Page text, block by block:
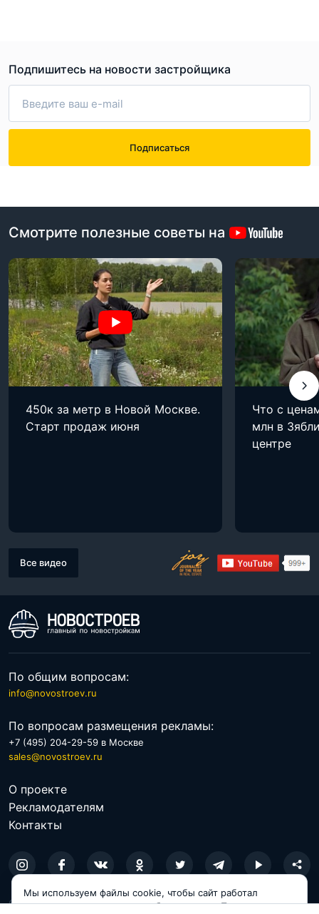
Подпишитесь на новости застройщика
Подписаться
Смотрите полезные советы на
450к за метр в Новой Москве.
Старт продаж июня
Что с
млн в
центре
Все видео
По общим вопросам:
info@novostroev.ru
По вопросам размещения рекламы:
+7 (495) 204-29-59 в Москве
sales@novostroev.ru
О проекте
Рекламодателям
Контакты
© 2026 NOVOSTROEV.RU
Мы используем файлы cookie, чтобы сайт работал
корректно и становился удобнее для вас. Продолжая